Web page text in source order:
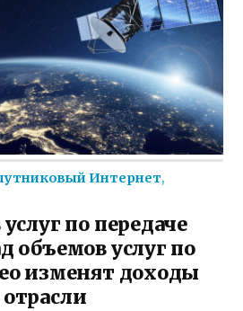
Интернет,
по передаче
объемов услуг по
изменят доходы